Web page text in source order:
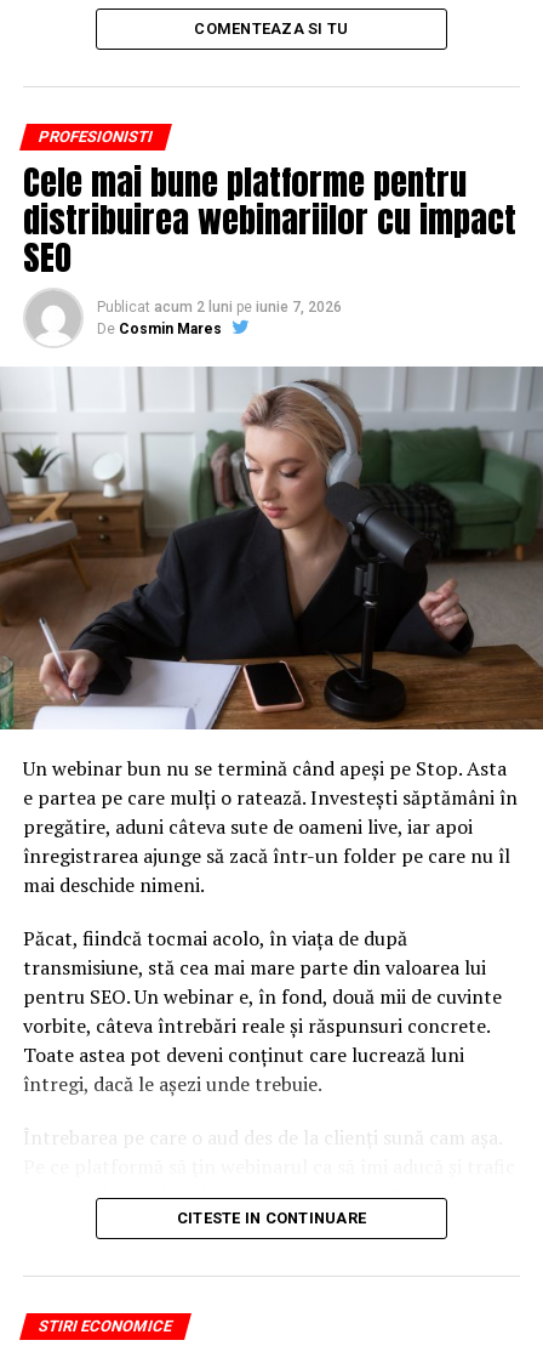
COMENTEAZA SI TU
PROFESIONISTI
Cele mai bune platforme pentru
distribuirea webinariilor cu impact
SEO
Publicat acum 2 luni pe iunie 7, 2026
De Cosmin Mares
Un webinar bun nu se termină când apeși pe Stop. Asta
e partea pe care mulți o ratează. Investești săptămâni în
pregătire, aduni câteva sute de oameni live, iar apoi
înregistrarea ajunge să zacă într-un folder pe care nu îl
mai deschide nimeni.
Păcat, fiindcă tocmai acolo, în viața de după
transmisiune, stă cea mai mare parte din valoarea lui
pentru SEO. Un webinar e, în fond, două mii de cuvinte
vorbite, câteva întrebări reale și răspunsuri concrete.
Toate astea pot deveni conținut care lucrează luni
întregi, dacă le așezi unde trebuie.
Întrebarea pe care o aud des de la clienți sună cam așa.
din Google, nu doar lead-uri pe moment? Răspunsul
scurt e că platforma contează, dar nu în felul în care
Nu cel mai tare software câștigă, ci acela care îți lasă
conținutul liber, indexabil și ușor de reutilizat. Hai să o
CITESTE IN CONTINUARE
STIRI ECONOMICE